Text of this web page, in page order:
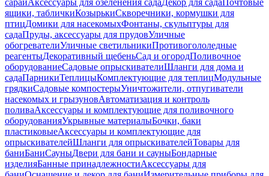
сараиАксессуары для озеленения садаДекор для садаПочтовые
ящики, табличкиКозырькиСкворечники, кормушки для
птицДомики для насекомыхФонтаны, скульптуры для
садаПруды, аксессуары для прудовУличные
обогревателиУличные светильникиПротивогололедные
реагентыДекоративный щебеньСад и огородПоливочное
оборудованиеСадовые опрыскивателиШланги для дома и
садаПарникиТеплицыКомплектующие для теплицМодульные
грядкиСадовые компостерыУничтожители, отпугиватели
насекомых и грызуновАвтоматизация и контроль
поливаАксессуары и комплектующие для поливочного
оборудованияУкрывные материалыБочки, баки
пластиковыеАксессуары и комплектующие для
опрыскивателейШланги для опрыскивателейТовары для
баниБаниСауныДвери для бани и сауныБондарные
изделияБанные принадлежностиАксессуары для